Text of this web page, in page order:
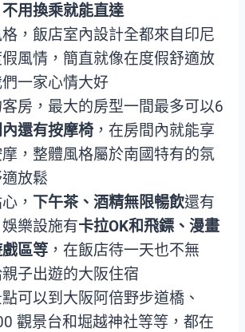
用換乘就能直達
，飯店室內設計全都來自印尼
風情，簡直就像在度假舒適放
一家心情大好
房，最大的房型一間最多可以6
還有按摩椅 ，在房間內就能享
，整體風格屬於南國特有的氛
放鬆
， 下午茶、酒精無限暢飲還有
樂設施有卡拉OK和飛鏢、漫畫
區等 ，在飯店待一天也不無
子出遊的大阪住宿
可以到大阪阿倍野步道橋、
觀景台和堀越神社等等，都在